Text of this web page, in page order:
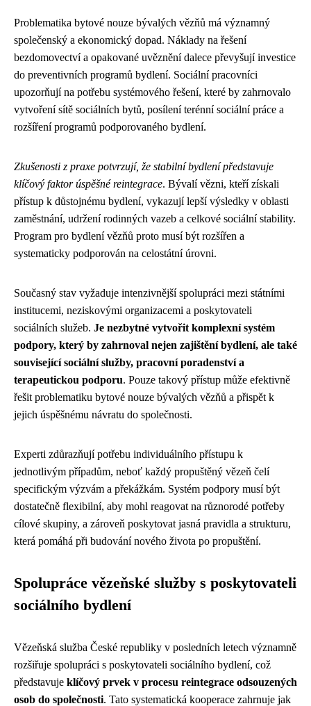
Problematika bytové nouze bývalých vězňů má významný
společenský a ekonomický dopad. Náklady na řešení
bezdomovectví a opakované uvěznění dalece převyšují investice
do preventivních programů bydlení. Sociální pracovníci
upozorňují na potřebu systémového řešení, které by zahrnovalo
vytvoření sítě sociálních bytů, posílení terénní sociální práce a
rozšíření programů podporovaného bydlení.
Zkušenosti z praxe potvrzují, že stabilní bydlení představuje
klíčový faktor úspěšné reintegrace. Bývalí vězni, kteří získali
přístup k důstojnému bydlení, vykazují lepší výsledky v oblasti
zaměstnání, udržení rodinných vazeb a celkové sociální stability.
Program pro bydlení vězňů proto musí být rozšířen a
systematicky podporován na celostátní úrovni.
Současný stav vyžaduje intenzivnější spolupráci mezi státními
institucemi, neziskovými organizacemi a poskytovateli
sociálních služeb. Je nezbytné vytvořit komplexní systém
podpory, který by zahrnoval nejen zajištění bydlení, ale také
související sociální služby, pracovní poradenství a
terapeutickou podporu. Pouze takový přístup může efektivně
řešit problematiku bytové nouze bývalých vězňů a přispět k
jejich úspěšnému návratu do společnosti.
Experti zdůrazňují potřebu individuálního přístupu k
jednotlivým případům, neboť každý propuštěný vězeň čelí
specifickým výzvám a překážkám. Systém podpory musí být
dostatečně flexibilní, aby mohl reagovat na různorodé potřeby
cílové skupiny, a zároveň poskytovat jasná pravidla a strukturu,
která pomáhá při budování nového života po propuštění.
Spolupráce vězeňské služby s poskytovateli
sociálního bydlení
Vězeňská služba České republiky v posledních letech významně
rozšiřuje spolupráci s poskytovateli sociálního bydlení, což
představuje klíčový prvek v procesu reintegrace odsouzených
osob do společnosti. Tato systematická kooperace zahrnuje jak